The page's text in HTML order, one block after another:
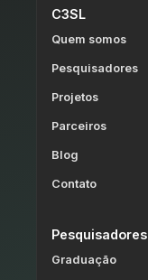
C3SL
Quem somos
Pesquisadores
Projetos
Parceiros
Blog
Contato
Pesquisadores
Graduação